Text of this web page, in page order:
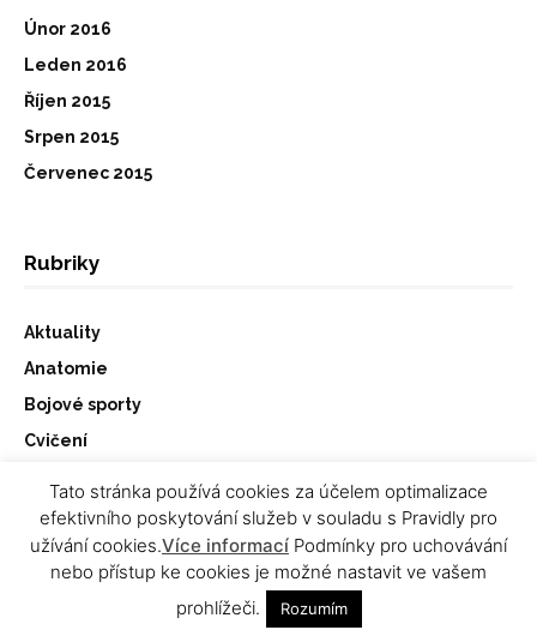
Únor 2016
Leden 2016
Říjen 2015
Srpen 2015
Červenec 2015
Rubriky
Aktuality
Anatomie
Bojové sporty
Cvičení
Hubnutí a diety
Kulturistika & fitness
Motivace
Tato stránka používá cookies za účelem optimalizace
efektivního poskytování služeb v souladu s Pravidly pro
užívání cookies.Více informací Podmínky pro uchovávání
nebo přístup ke cookies je možné nastavit ve vašem
prohlížeči.
Rozumím